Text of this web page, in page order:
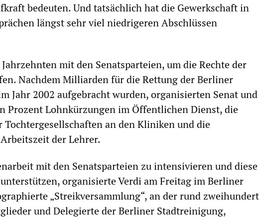
bedeuten. Und tatsächlich hat die Gewerkschaft in
längst sehr viel niedrigeren Abschlüssen
mit den Senatsparteien, um die Rechte der
Nachdem Milliarden für die Rettung der Berliner
Jahr 2002 aufgebracht wurden, organisierten Senat und
Prozent Lohnkürzungen im Öffentlichen Dienst, die
Tochtergesellschaften an den Kliniken und die
der Lehrer.
mit den Senatsparteien zu intensivieren und diese
organisierte Verdi am Freitag im Berliner
„Streikversammlung“, an der rund zweihundert
und Delegierte der Berliner Stadtreinigung,